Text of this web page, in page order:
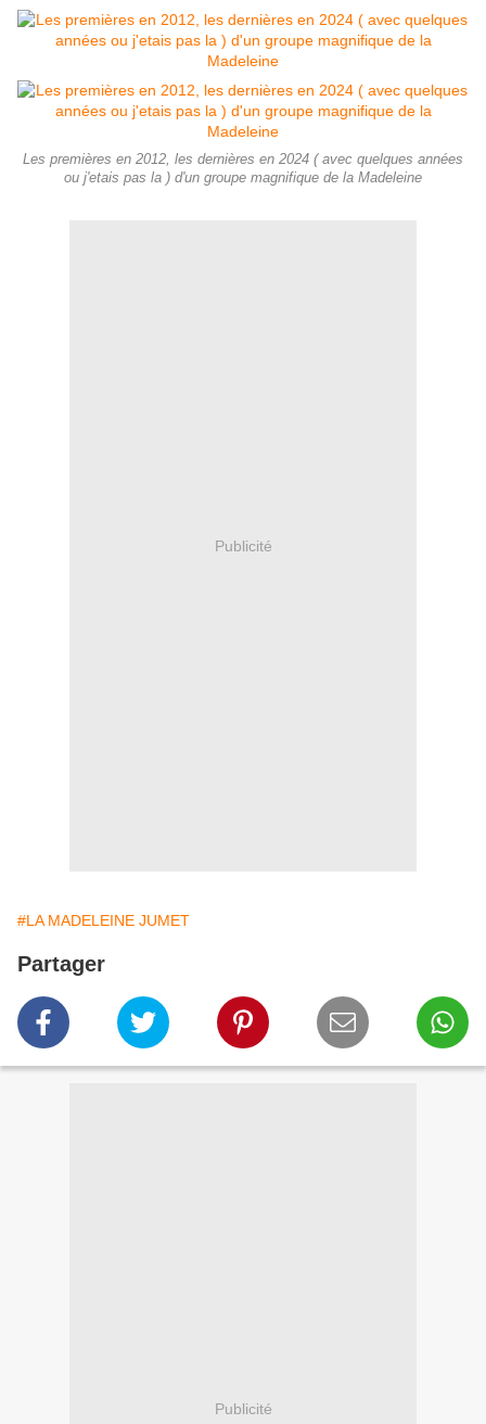
Les premières en 2012, les dernières en 2024 ( avec quelques années
ou j'etais pas la ) d'un groupe magnifique de la Madeleine
Publicité
#LA MADELEINE JUMET
Partager
Publicité